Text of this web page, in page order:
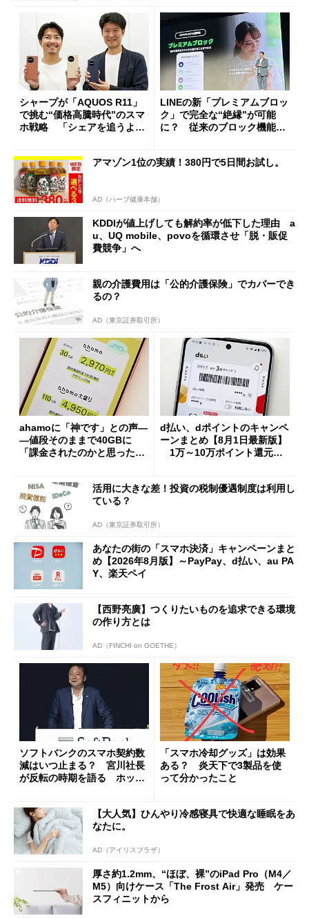
シャープが「AQUOS R11」
で挑む“価格高騰時代”のスマ
ホ戦略 「シェアを追うより
LINEの新「プレミアムブロッ
ク」で完全な“絶縁”が可能
に？ 従来のブロック機能と
アマゾン1位の実績！380円で5日間お試し。
AD（ハーブ健康本舗）
KDDIが値上げしても解約率が低下した理由 a
u、UQ mobile、povoを循環させ「脱・販促
費競争」へ
親の介護費用は「公的介護保険」でカバーでき
るの？
AD（東京証券取引所）
ahamoに「神です」との声―
―値段そのままで40GBに
「課金されたのかと思った」
d払い、dポイントのキャンペ
ーンまとめ【8月1日最新版】
1万～10万ポイント還元の
活用に大きな差！投資の税制優遇制度は利用し
ている？
AD（東京証券取引所）
あなたの街の「スマホ決済」キャンペーンまと
め【2026年8月版】～PayPay、d払い、au PA
Y、楽天ペイ
【西野亮廣】つくりたいものを追求できる環境
の作り方とは
AD（FINCHI on GOETHE）
ソフトバンクのスマホ契約数
減はいつ止まる？ 宮川社長
が反転の時期を語る ホッピ
「スマホ冷却グッズ」は効果
ある？ 炎天下で3製品を使
って分かったこと
【大人気】ひんやり冷感寝具で快適な睡眠をあ
なたに。
AD（アイリスプラザ）
厚さ約1.2mm、“ほぼ、裸”のiPad Pro（M4／
M5）向けケース「The Frost Air」発売 ケー
スフィニットから